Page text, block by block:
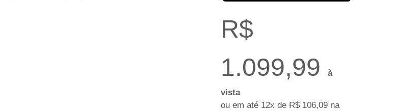
R$
1.099,99
à
vista
ou em até 12x de R$ 106,09 na